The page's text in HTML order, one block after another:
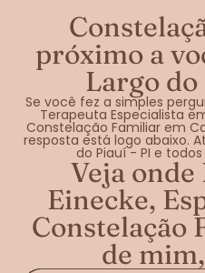
próximo a
Largo
Se você fez a simples
Terapeuta Especialista
Constelação Familiar em
resposta está logo abaixo.
do Piauí - PI e todos
Veja
Einecke,
Constelação
de